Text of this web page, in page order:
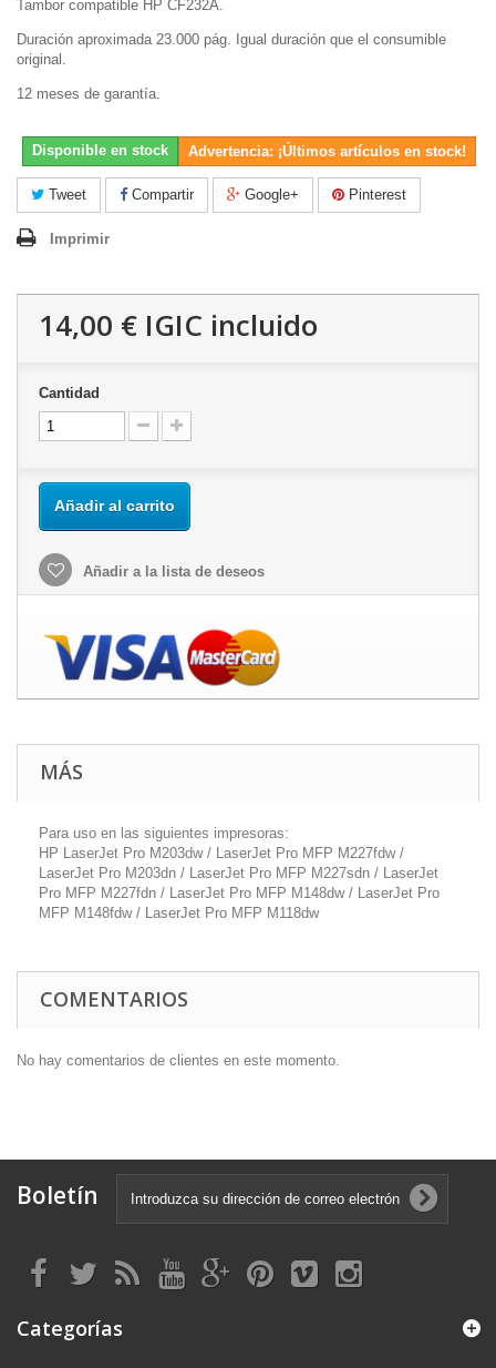
Tambor compatible HP CF232A.
Duración aproximada 23.000 pág. Igual duración que el consumible
original.
12 meses de garantía.
Disponible en stock Advertencia: ¡Últimos artículos en stock!
Tweet Compartir Google+ Pinterest
Imprimir
14,00 € IGIC incluido
Cantidad
Añadir al carrito
Añadir a la lista de deseos
MÁS
Para uso en las siguientes impresoras:
HP LaserJet Pro M203dw / LaserJet Pro MFP M227fdw /
LaserJet Pro M203dn / LaserJet Pro MFP M227sdn / LaserJet
Pro MFP M227fdn / LaserJet Pro MFP M148dw / LaserJet Pro
MFP M148fdw / LaserJet Pro MFP M118dw
COMENTARIOS
No hay comentarios de clientes en este momento.
Boletín
Categorías